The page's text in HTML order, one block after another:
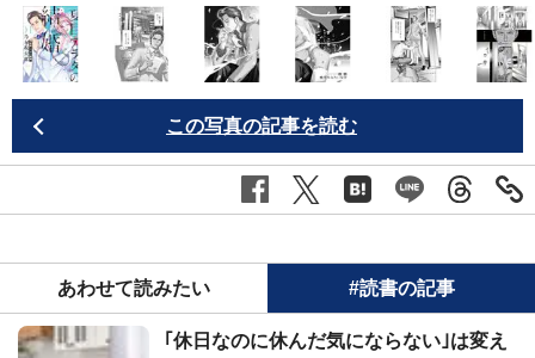
この写真の記事を読む
あわせて読みたい #読書の記事
｢休日なのに休んだ気にならない｣は変え